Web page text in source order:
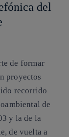
del
de formar
proyectos
recorrido
de
y la de la
de vuelta a